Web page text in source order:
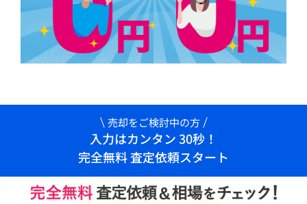
売却をご検討中の方
入力はカンタン 30秒！
完全無料 査定依頼スタート